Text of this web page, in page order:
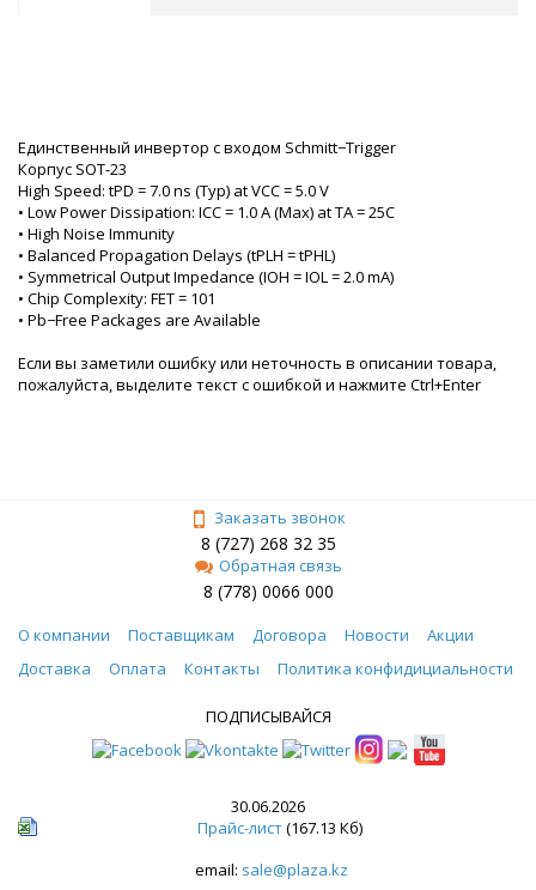
Единственный инвертор с входом Schmitt−Trigger
Корпус SOT-23
High Speed: tPD = 7.0 ns (Typ) at VCC = 5.0 V
• Low Power Dissipation: ICC = 1.0 A (Max) at TA = 25C
• High Noise Immunity
• Balanced Propagation Delays (tPLH = tPHL)
• Symmetrical Output Impedance (IOH = IOL = 2.0 mA)
• Chip Complexity: FET = 101
• Pb−Free Packages are Available
Если вы заметили ошибку или неточность в описании товара,
пожалуйста, выделите текст с ошибкой и нажмите Ctrl+Enter
Заказать звонок
8 (727) 268 32 35
Обратная связь
8 (778) 0066 000
О компании Поставщикам Договора Новости
Акции
Доставка
Оплата Контакты Политика конфидициальности
ПОДПИСЫВАЙСЯ
30.06.2026
Прайс-лист(167.13 Кб)
email: sale@plaza.kz